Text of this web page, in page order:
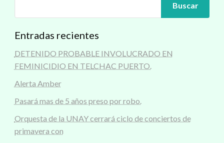
Buscar
Entradas recientes
DETENIDO PROBABLE INVOLUCRADO EN
FEMINICIDIO EN TELCHAC PUERTO.
Alerta Amber
Pasará mas de 5 años preso por robo.
Orquesta de la UNAY cerrará ciclo de conciertos de
primavera con